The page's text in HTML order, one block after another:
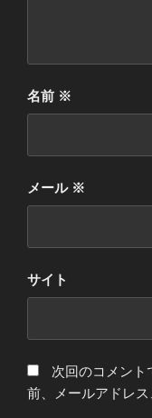
名前 ※
メール ※
サイト
次回のコメント
前、メールアドレス